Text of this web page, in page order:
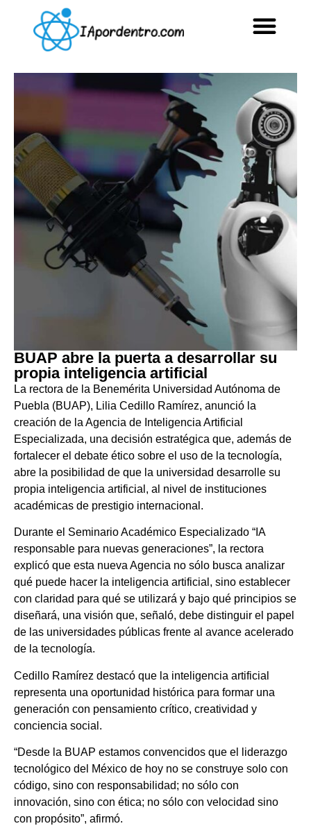
BUAP abre la puerta a desarrollar su
propia inteligencia artificial
La rectora de la Benemérita Universidad Autónoma de
Puebla (BUAP), Lilia Cedillo Ramírez, anunció la
creación de la Agencia de Inteligencia Artificial
Especializada, una decisión estratégica que, además de
fortalecer el debate ético sobre el uso de la tecnología,
abre la posibilidad de que la universidad desarrolle su
propia inteligencia artificial, al nivel de instituciones
académicas de prestigio internacional.
Durante el Seminario Académico Especializado “IA
responsable para nuevas generaciones”, la rectora
explicó que esta nueva Agencia no sólo busca analizar
qué puede hacer la inteligencia artificial, sino establecer
con claridad para qué se utilizará y bajo qué principios se
diseñará, una visión que, señaló, debe distinguir el papel
de las universidades públicas frente al avance acelerado
de la tecnología.
Cedillo Ramírez destacó que la inteligencia artificial
representa una oportunidad histórica para formar una
generación con pensamiento crítico, creatividad y
conciencia social.
“Desde la BUAP estamos convencidos que el liderazgo
tecnológico del México de hoy no se construye solo con
código, sino con responsabilidad; no sólo con
innovación, sino con ética; no sólo con velocidad sino
con propósito”, afirmó.